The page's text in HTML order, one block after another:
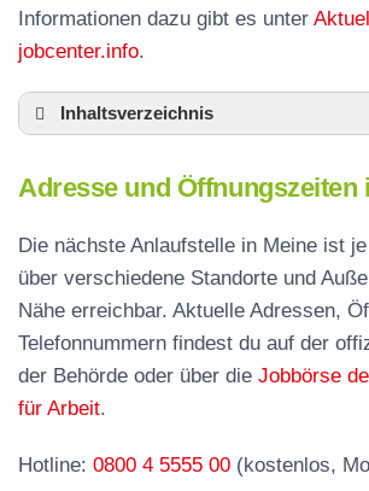
Informationen dazu gibt es unter
jobcenter.info.
Inhaltsverzeichnis
Leistungen der
Termin vereinbaren und
Jobcenter Gifhorn –
Stellenangebote und Jobbörse
Häufige Fragen rund ums
Adresse und Öffnungszeiten
Die nächste Anlaufstelle in Meine ist
über verschiedene Standorte und
Nähe erreichbar. Aktuelle Adressen,
Telefonnummern findest du auf der
der Behörde oder über die Jobbörse
für Arbeit.
Hotline: 0800 4 5555 00 (kostenlos,